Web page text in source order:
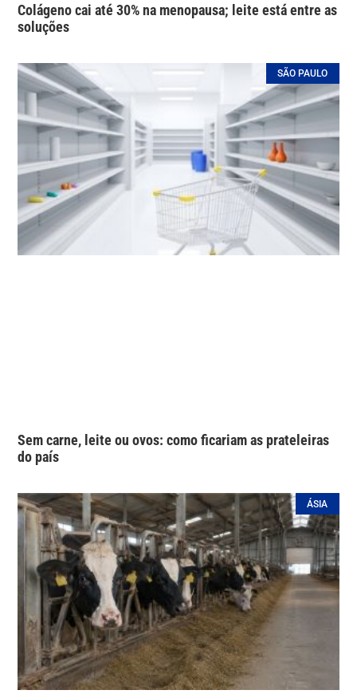
Colágeno cai até 30% na menopausa; leite está entre as
soluções
SÃO PAULO
Sem carne, leite ou ovos: como ficariam as prateleiras
do país
ÁSIA